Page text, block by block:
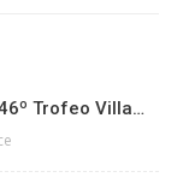
Trofeo Villa…